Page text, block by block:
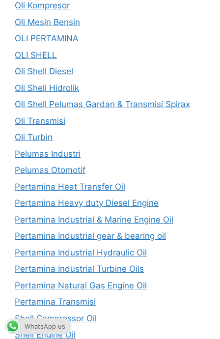
Oli Kompresor
Oli Mesin Bensin
OLI PERTAMINA
OLI SHELL
Oli Shell Diesel
Oli Shell Hidrolik
Oli Shell Pelumas Gardan & Transmisi Spirax
Oli Transmisi
Oli Turbin
Pelumas Industri
Pelumas Otomotif
Pertamina Heat Transfer Oil
Pertamina Heavy duty Diesel Engine
Pertamina Industrial & Marine Engine Oil
Pertamina Industrial gear & bearing oil
Pertamina Industrial Hydraulic Oil
Pertamina Industrial Turbine Oils
Pertamina Natural Gas Engine Oil
Pertamina Transmisi
Shell Compressor Oil
Shell Engine Oil
WhatsApp us